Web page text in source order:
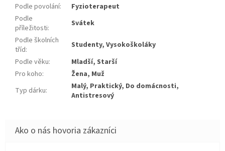
Podle povolání:
Fyzioterapeut
Podle
příležitosti:
Svátek
Podle školních
tříd:
Studenty, Vysokoškoláky
Podle věku:
Mladší, Starší
Pro koho:
Žena, Muž
Typ dárku:
Malý, Praktický, Do domácnosti,
Antistresový